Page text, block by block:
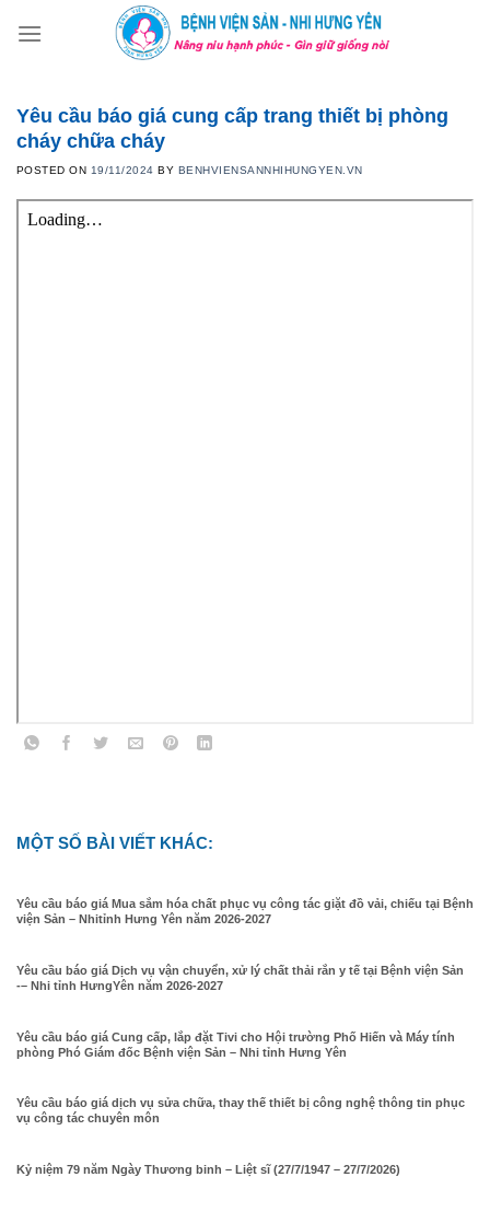
Yêu cầu báo giá cung cấp trang thiết bị phòng
cháy chữa cháy
POSTED ON 19/11/2024 BY BENHVIENSANNHIHUNGYEN.VN
MỘT SỐ BÀI VIẾT KHÁC:
Yêu cầu báo giá Mua sắm hóa chất phục vụ công tác giặt đồ vải, chiếu tại Bệnh
viện Sản – Nhitỉnh Hưng Yên năm 2026-2027
Yêu cầu báo giá Dịch vụ vận chuyển, xử lý chất thải rắn y tế tại Bệnh viện Sản
-– Nhi tỉnh HưngYên năm 2026-2027
Yêu cầu báo giá Cung cấp, lắp đặt Tivi cho Hội trường Phố Hiến và Máy tính
phòng Phó Giám đốc Bệnh viện Sản – Nhi tỉnh Hưng Yên
Yêu cầu báo giá dịch vụ sửa chữa, thay thế thiết bị công nghệ thông tin phục
vụ công tác chuyên môn
Kỷ niệm 79 năm Ngày Thương binh – Liệt sĩ (27/7/1947 – 27/7/2026)